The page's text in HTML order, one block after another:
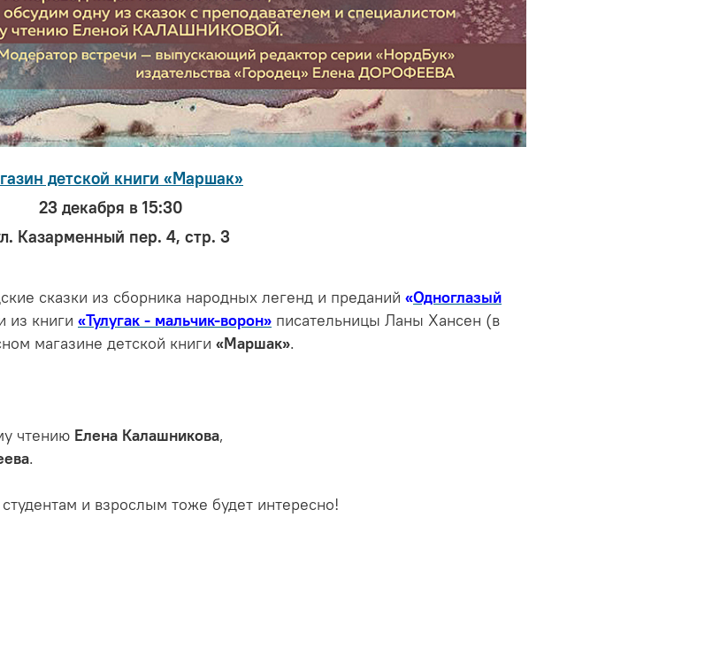
детской книги «Маршак»
23 декабря в 15:30
Казарменный пер. 4, стр. 3
сказки из сборника народных легенд и преданий «Одноглазый
из книги «Тулугак - мальчик-ворон» писательницы Ланы Хансен (в
магазине детской книги «Маршак».
чтению Елена Калашникова,
.
и взрослым тоже будет интересно!